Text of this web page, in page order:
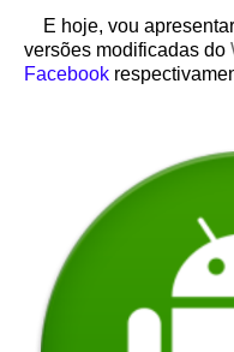
E hoje, vou
versões modificadas do
Facebook